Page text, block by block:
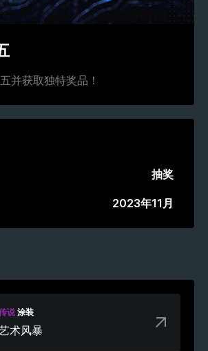
并获取独特奖品！
抽奖
2023年11月
说 涂装
术风暴